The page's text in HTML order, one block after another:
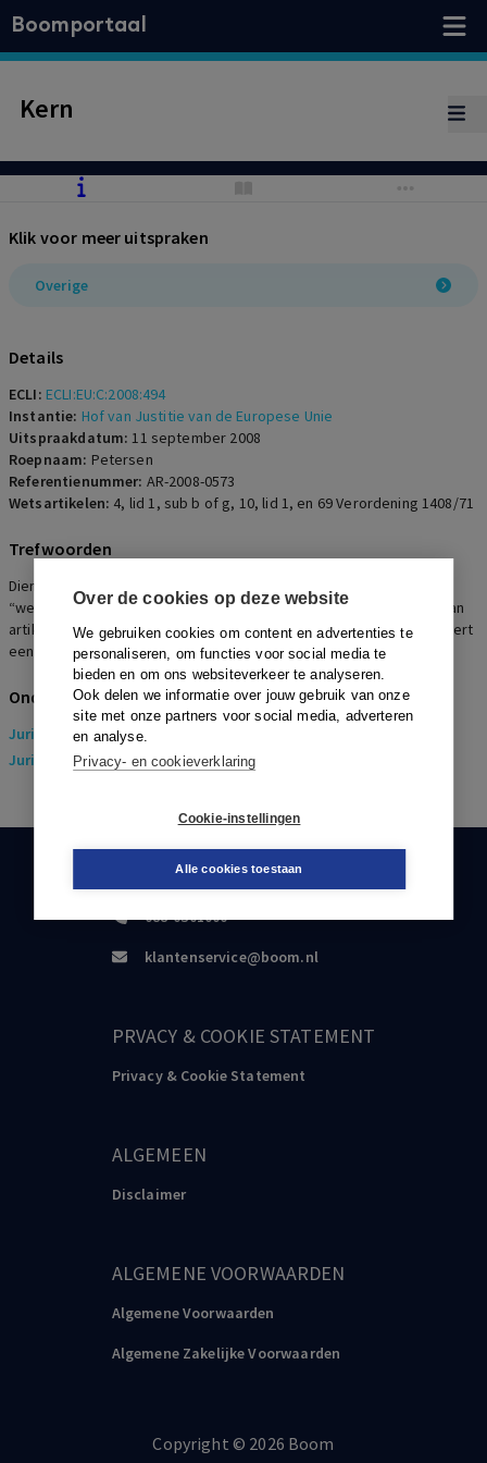
Over de cookies op deze website
We gebruiken cookies om content en advertenties te
personaliseren, om functies voor social media te
bieden en om ons websiteverkeer te analyseren.
Ook delen we informatie over jouw gebruik van onze
site met onze partners voor social media, adverteren
en analyse.
Privacy- en cookieverklaring
Cookie-instellingen
Alle cookies toestaan
Boomportaal
Kern
Klik voor meer uitspraken
Overige
Details
ECLI: ECLI:EU:C:2008:494
Instantie: Hof van Justitie van de Europese Unie
Uitspraakdatum:11 september 2008
Roepnaam: Petersen
Referentienummer: AR-2008-0573
Wetsartikelen: 4, lid 1, sub b of g, 10, lid 1, en 69 Verordening 1408/71
Trefwoorden
Dient de onderhavige uitkering te worden aangemerkt als een
“werkloosheidsuitkering” of een “invaliditeitsuitkering” in de zin van
artikel 4, lid 1, sub b of g, 10, lid 1, en 69 Verordening 1408/71?, Levert
een woonplaatsvereiste strijdigheid met artikel 39 EG op?
Onderwerpen
Juridisch> Arbeidsrecht
Juridisch > Sociaal Zekerheidsrecht
KLANTENSERVICE
088-0301000
klantenservice@boom.nl
PRVACY & COOKIE STATEMENT
Privacy & Cookie Statement
ALGEMEEN
Disclaimer
ALGEMENE VOORWAARDEN
Algemene Voorwaarden
Algemene Zakelijke Voorwaarden
Copyright ©️ 2026 Boom